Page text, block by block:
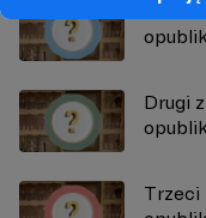
Drugi
Trzeci